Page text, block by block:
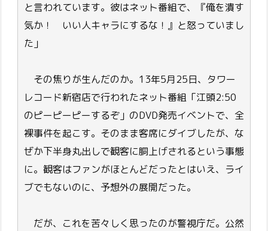
と言われています。彼はネット番組で、『俺を潰す
気か！ いい人キャラにするな！』と怒っていまし
た」
その焦りが生んだのか。13年5月25日、タワー
レコード新宿店で行われたネット番組「江頭2:50
のピーピーピーするぞ」のDVD発売イベントで、全
裸事件を起こす。そのまま客席にダイブしたが、な
ぜか下半身丸出しで観客に胴上げされるという事態
に。観客はファンがほとんどだったとはいえ、ライ
ブでもないのに、予想外の展開だった。
だが、これを苦々しく思ったのが警視庁だ。公然